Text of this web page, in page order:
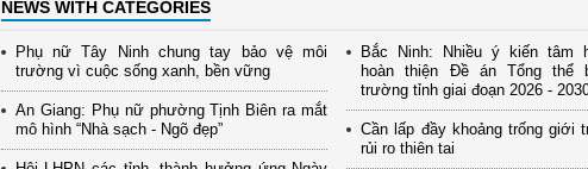
NEWS WITH CATEGORIES
Phụ nữ Tây Ninh chung tay bảo vệ môi
trường vì cuộc sống xanh, bền vững
An Giang: Phụ nữ phường Tịnh Biên ra mắt
mô hình “Nhà sạch - Ngõ đẹp”
Bắc Ninh: Nhiều ý kiến tâm
hoàn thiện Đề án Tổng thể
trường tỉnh giai đoạn 2026 -
Cần lấp đầy khoảng trống giới
rủi ro thiên tai